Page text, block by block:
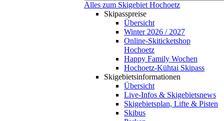
Alles zum Skigebiet Hochoetz
Skipasspreise
Übersicht
Winter 2026 / 2027
Online-Skiticketshop
Hochoetz
Happy Family Wochen
Hochoetz-Kühtai Skipass
Skigebietsinformationen
Übersicht
Live-Infos & Skigebietsnews
Skigebietsplan, Lifte & Pisten
Skibus